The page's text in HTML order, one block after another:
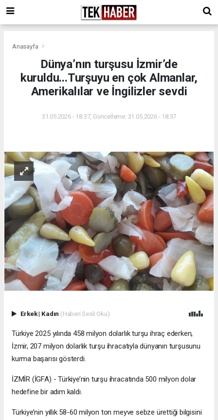
Anasayfa
Dünya’nın turşusu İzmir’de
kuruldu...Turşuyu en çok Almanlar,
Amerikalılar ve İngilizler sevdi
31.05.2026 - 18:37, Güncelleme: 31.05.2026 - 18:37
Erkek| Kadın (Haberi Sesli Oku)
Türkiye 2025 yılında 458 milyon dolarlık turşu ihraç ederken,
İzmir, 207 milyon dolarlık turşu ihracatıyla dünyanın turşusunu
kurma başarısı gösterdi.
İZMİR (İGFA) - Türkiye’nin turşu ihracatında 500 milyon dolar
hedefine bir adım kaldı.
Türkiye’nin yıllık 58-60 milyon ton meyve sebze ürettiği bilgisini